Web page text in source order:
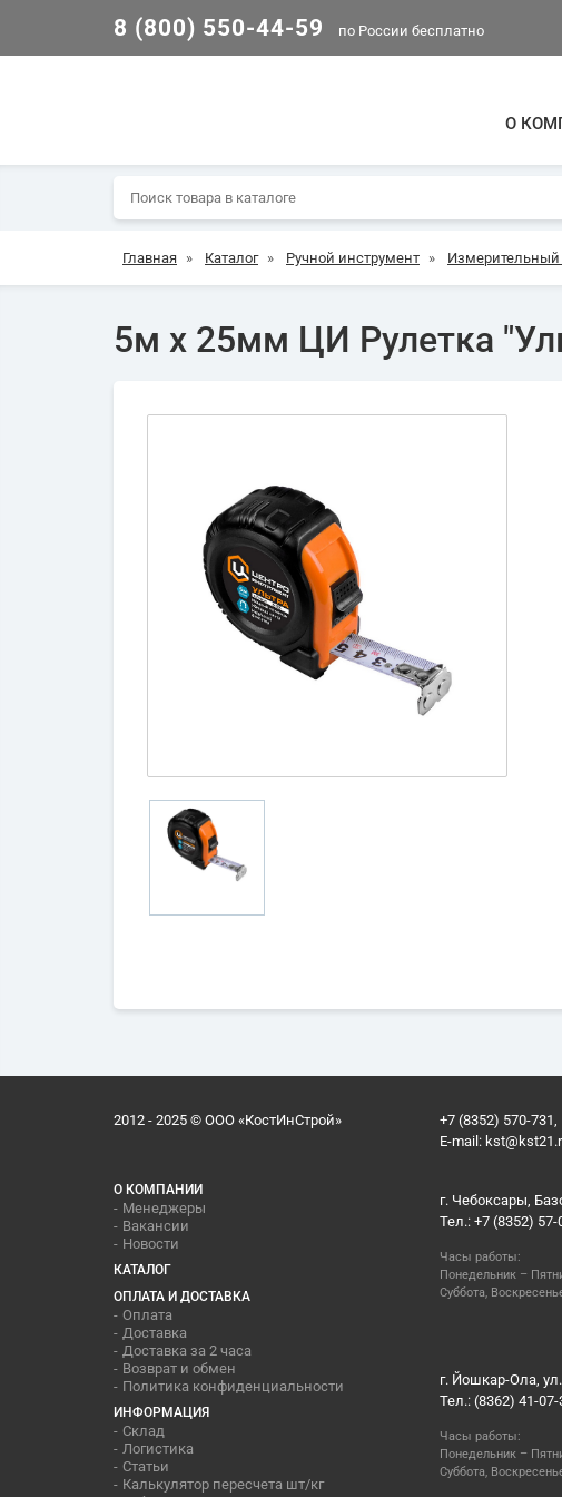
8 (800) 550-44-59 по России бесплатно
О
Главная » Каталог » Ручной инструмент » Измерительный
5м х 25мм ЦИ Рулетка
2012 - 2025 © ООО «КостИнСтрой»
+7 (8352) 570-
E-mail:
О КОМПАНИИ
Менеджеры
Вакансии
Новости
КАТАЛОГ
ОПЛАТА И ДОСТАВКА
Оплата
Доставка
Доставка за 2 часа
Возврат и обмен
Политика конфиденциальности
ИНФОРМАЦИЯ
Склад
Логистика
Статьи
Калькулятор пересчета шт/кг
г. Чебоксары,
Тел.: +7 (8352) 57-
Часы работы:
Понедельник –
Суббота,
г. Йошкар-Ола,
Тел.: (8362) 41-07-
Часы работы:
Понедельник –
Суббота,